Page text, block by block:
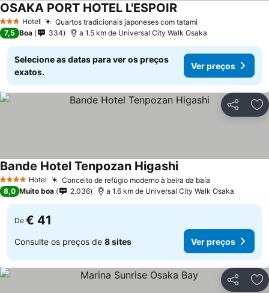
3 EstrelasHotel Quartos tradicionais japoneses com tatami
OSAKA PORT HOTEL L'ESPOIR
7,5 Boa 334 a 1.5 km de Universal City Walk Osaka
Selecione as datas para ver os preços
exatos.
Ver preços
Partilhar
4 EstrelasHotel Conceito de refúgio moderno à beira da baía
Bande Hotel Tenpozan Higashi
8,0 Muito boa 2.036 a 1.6 km de Universal City Walk Osaka
De € 41
Consulte os preços de 8 sites Ver preços
Partilhar